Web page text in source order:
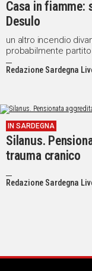
Casa in fiamme:
Desulo
un altro incendio
probabilmente
Redazione Sardegna
IN SARDEGNA
Silanus.
trauma cranico
Redazione Sardegna